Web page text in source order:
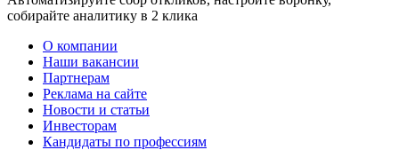
собирайте аналитику в 2 клика
О компании
Наши вакансии
Партнерам
Реклама на сайте
Новости и статьи
Инвесторам
Кандидаты по профессиям